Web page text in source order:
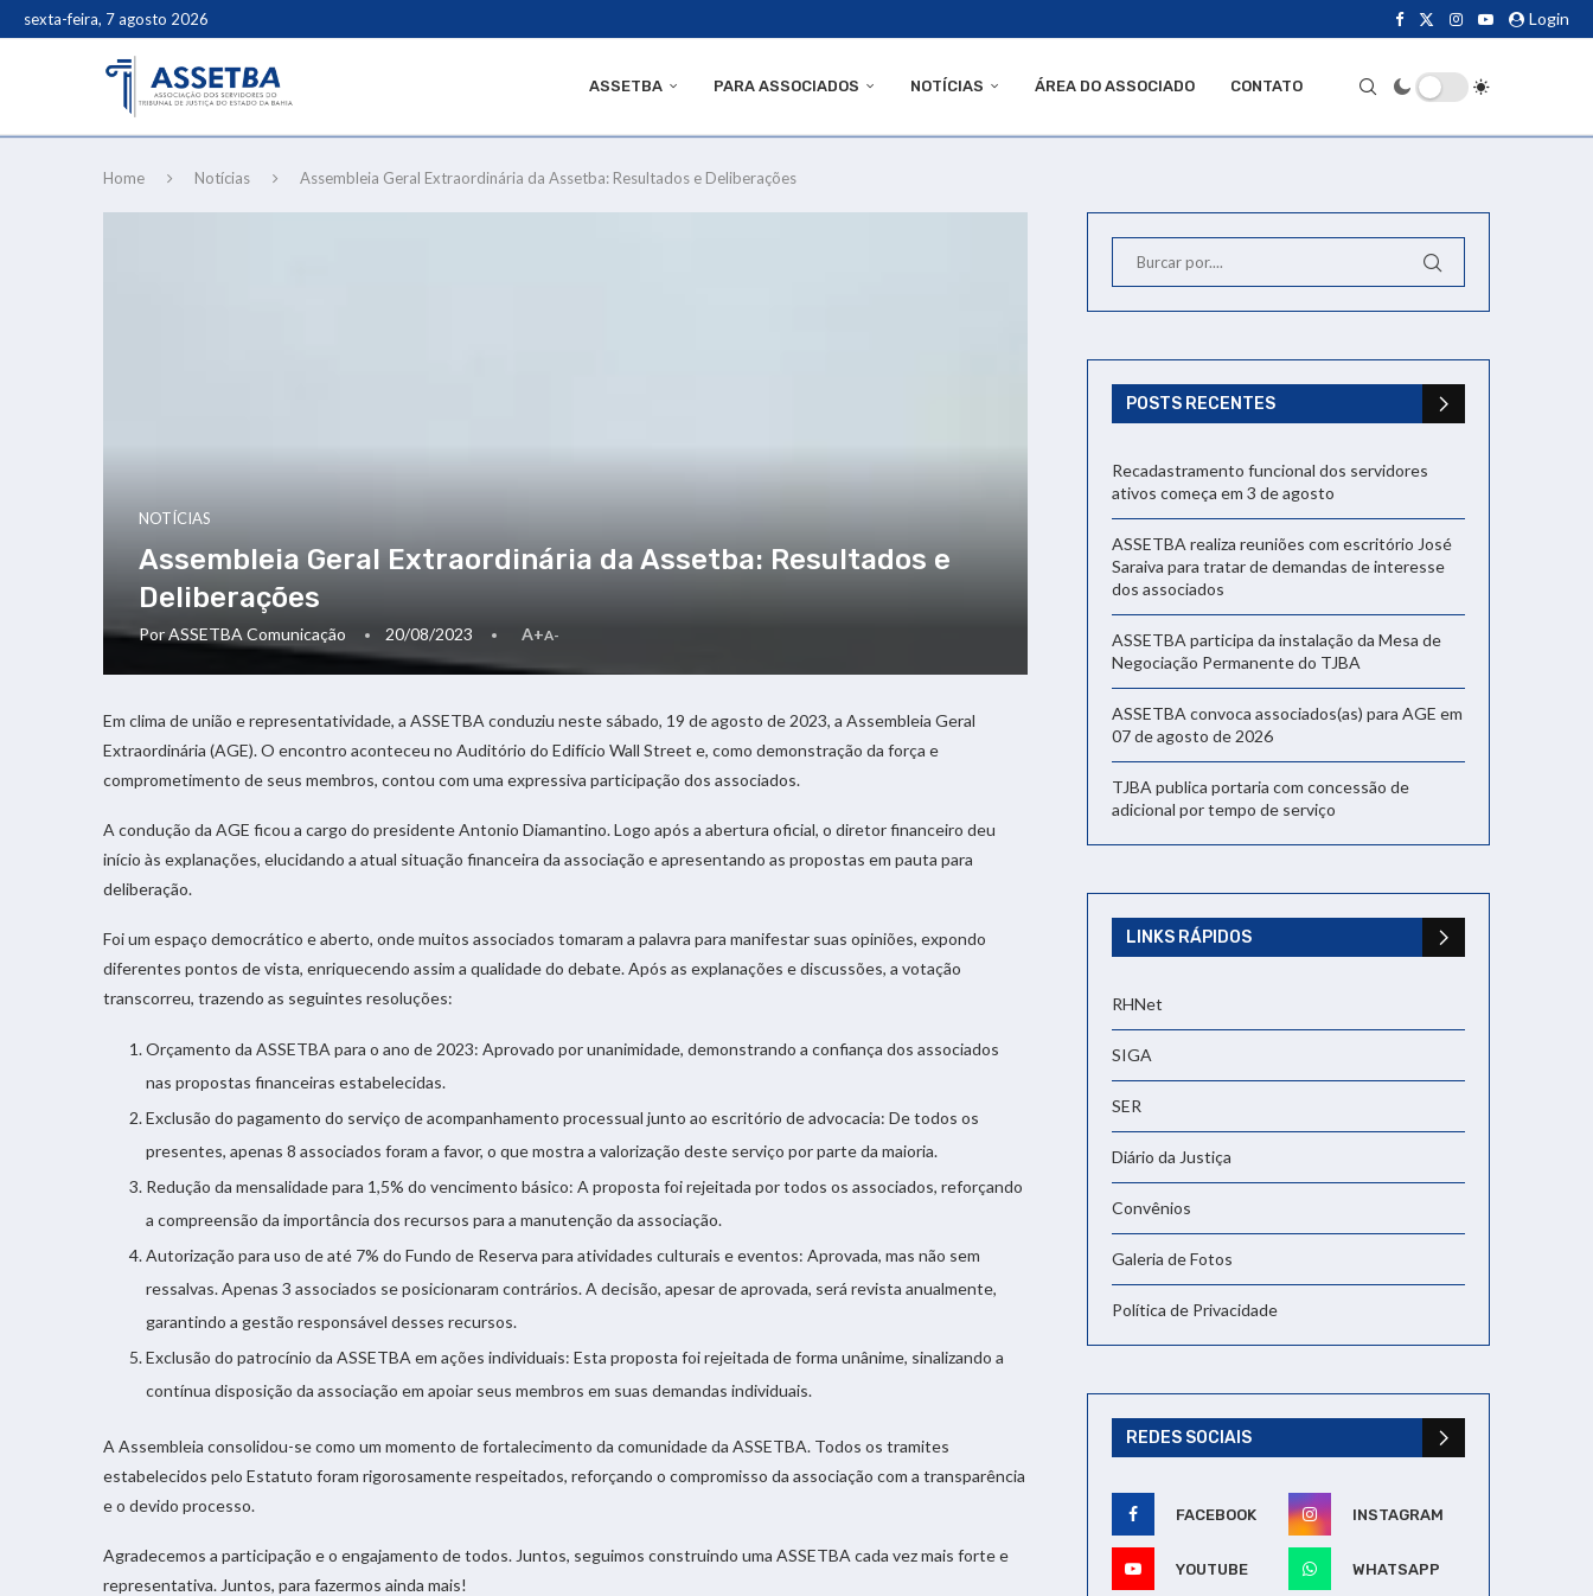
sexta-feira, 7 agosto 2026 Login
ASSETBA PARA ASSOCIADOS NOTÍCIAS ÁREA DO ASSOCIADO CONTATO
Home Notícias Assembleia Geral Extraordinária da Assetba: Resultados e Deliberações
NOTÍCIAS
Assembleia Geral Extraordinária da Assetba: Resultados e
Deliberações
PorASSETBA Comunicação 20/08/2023 A+A-
Em clima de união e representatividade, a ASSETBA conduziu neste sábado, 19 de agosto de 2023, a Assembleia Geral
Extraordinária (AGE). O encontro aconteceu no Auditório do Edifício Wall Street e, como demonstração da força e
comprometimento de seus membros, contou com uma expressiva participação dos associados.
A condução da AGE ficou a cargo do presidente Antonio Diamantino. Logo após a abertura oficial, o diretor financeiro deu
início às explanações, elucidando a atual situação financeira da associação e apresentando as propostas em pauta para
deliberação.
Foi um espaço democrático e aberto, onde muitos associados tomaram a palavra para manifestar suas opiniões, expondo
diferentes pontos de vista, enriquecendo assim a qualidade do debate. Após as explanações e discussões, a votação
transcorreu, trazendo as seguintes resoluções:
Orçamento da ASSETBA para o ano de 2023: Aprovado por unanimidade, demonstrando a confiança dos associados
nas propostas financeiras estabelecidas.
Exclusão do pagamento do serviço de acompanhamento processual junto ao escritório de advocacia: De todos os
presentes, apenas 8 associados foram a favor, o que mostra a valorização deste serviço por parte da maioria.
Redução da mensalidade para 1,5% do vencimento básico: A proposta foi rejeitada por todos os associados, reforçando
a compreensão da importância dos recursos para a manutenção da associação.
Autorização para uso de até 7% do Fundo de Reserva para atividades culturais e eventos: Aprovada, mas não sem
ressalvas. Apenas 3 associados se posicionaram contrários. A decisão, apesar de aprovada, será revista anualmente,
garantindo a gestão responsável desses recursos.
Exclusão do patrocínio da ASSETBA em ações individuais: Esta proposta foi rejeitada de forma unânime, sinalizando a
contínua disposição da associação em apoiar seus membros em suas demandas individuais.
A Assembleia consolidou-se como um momento de fortalecimento da comunidade da ASSETBA. Todos os tramites
estabelecidos pelo Estatuto foram rigorosamente respeitados, reforçando o compromisso da associação com a transparência
e o devido processo.
Agradecemos a participação e o engajamento de todos. Juntos, seguimos construindo uma ASSETBA cada vez mais forte e
representativa. Juntos, para fazermos ainda mais!
POSTS RECENTES
Recadastramento funcional dos servidores
ativos começa em 3 de agosto
ASSETBA realiza reuniões com escritório José
Saraiva para tratar de demandas de interesse
dos associados
ASSETBA participa da instalação da Mesa de
Negociação Permanente do TJBA
ASSETBA convoca associados(as) para AGE em
07 de agosto de 2026
TJBA publica portaria com concessão de
adicional por tempo de serviço
LINKS RÁPIDOS
RHNet
SIGA
SER
Diário da Justiça
Convênios
Galeria de Fotos
Política de Privacidade
REDES SOCIAIS
FACEBOOK INSTAGRAM
YOUTUBE WHATSAPP